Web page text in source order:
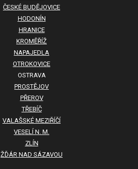
ČESKÉ BUDĚJOVICE
HODONÍN
HRANICE
KROMĚŘÍŽ
NAPAJEDLA
OTROKOVICE
OSTRAVA
PROSTĚJOV
PŘEROV
TŘEBÍČ
VALAŠSKÉ MEZIŘÍČÍ
VESELÍ N. M.
ZLÍN
ŽĎÁR NAD SÁZAVOU